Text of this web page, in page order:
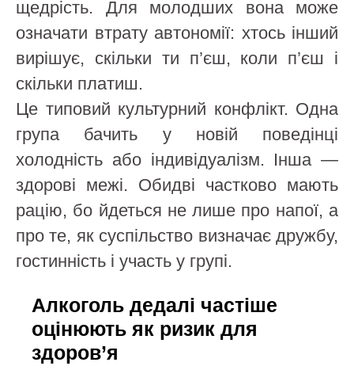
щедрість. Для молодших вона може
означати втрату автономії: хтось інший
вирішує, скільки ти п’єш, коли п’єш і
скільки платиш.
Це типовий культурний конфлікт. Одна
група бачить у новій поведінці
холодність або індивідуалізм. Інша —
здорові межі. Обидві частково мають
рацію, бо йдеться не лише про напої, а
про те, як суспільство визначає дружбу,
гостинність і участь у групі.
Алкоголь дедалі частіше
оцінюють як ризик для
здоров’я